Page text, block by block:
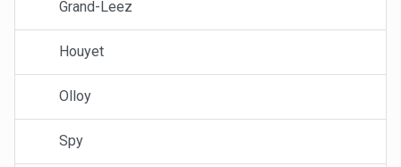
Grand-Leez
Houyet
Olloy
Spy